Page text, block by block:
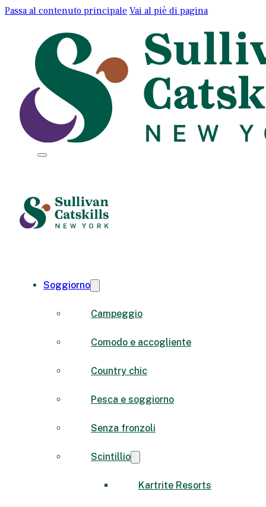
Passa al contenuto principale Vai al piè di pagina
Soggiorno
Campeggio
Comodo e accogliente
Country chic
Pesca e soggiorno
Senza fronzoli
Scintillio
Kartrite Resorts